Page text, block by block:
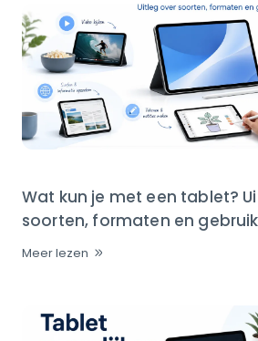
Wat kun je met een tablet?
soorten, formaten en gebruik
Meer lezen